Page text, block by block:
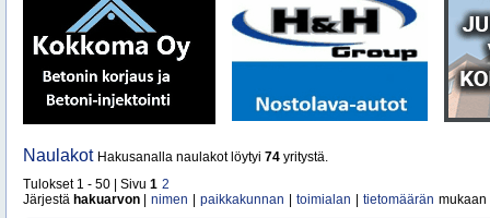
Naulakot Hakusanalla naulakot löytyi 74 yritystä.
Tulokset 1 - 50 | Sivu 1 2
Järjestä hakuarvon nimen paikkakunnan toimialan tietomäärän mukaan